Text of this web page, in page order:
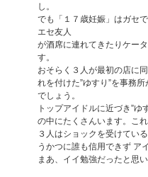
し。
でも「１７歳妊娠」はガセ
エセ友人
が酒席に連れてきたりケー
す。
おそらく３人が最初の店に
れを付けた”ゆすり”を事務
でしょう。
トップアイドルに近づき”
の中にたくさんいます。こ
３人はショックを受けてい
うかつに誰も信用できず ア
まあ、イイ勉強だったと思